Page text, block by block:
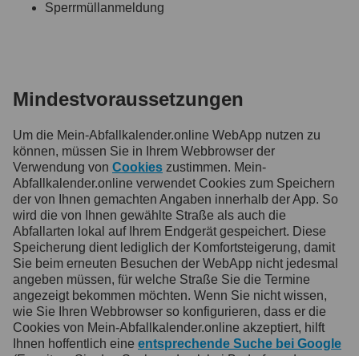
Sperrmüllanmeldung
Mindestvoraussetzungen
Um die Mein-Abfallkalender.online WebApp nutzen zu
können, müssen Sie in Ihrem Webbrowser der
Verwendung von Cookies zustimmen. Mein-
Abfallkalender.online verwendet Cookies zum Speichern
der von Ihnen gemachten Angaben innerhalb der App. So
wird die von Ihnen gewählte Straße als auch die
Abfallarten lokal auf Ihrem Endgerät gespeichert. Diese
Speicherung dient lediglich der Komfortsteigerung, damit
Sie beim erneuten Besuchen der WebApp nicht jedesmal
angeben müssen, für welche Straße Sie die Termine
angezeigt bekommen möchten. Wenn Sie nicht wissen,
wie Sie Ihren Webbrowser so konfigurieren, dass er die
Cookies von Mein-Abfallkalender.online akzeptiert, hilft
Ihnen hoffentlich eine entsprechende Suche bei Google